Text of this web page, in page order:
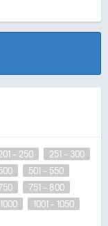
- 250
251 - 300
501 - 550
751 - 800
1001 - 1050